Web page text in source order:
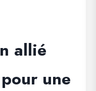
allié
une